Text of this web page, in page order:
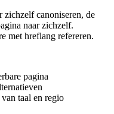
zichzelf canoniseren, de
naar zichzelf.
met hreflang refereren.
pagina
taal en regio